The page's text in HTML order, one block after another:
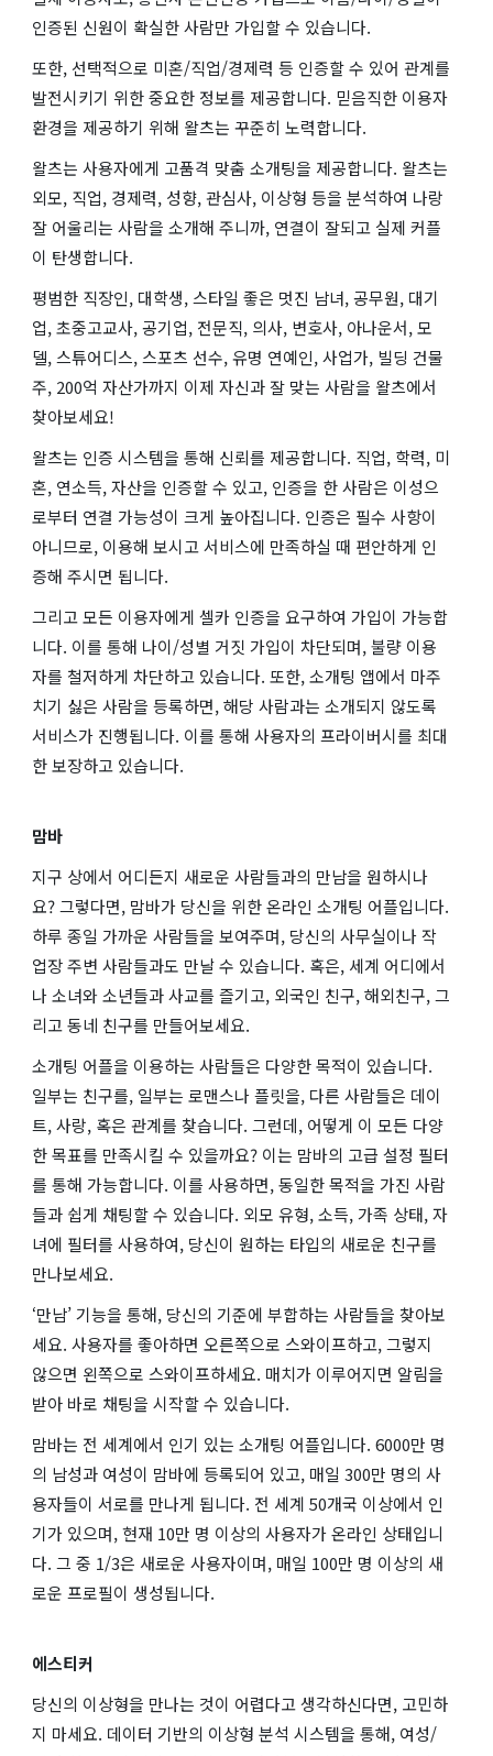
인증된 신원이 확실한 사람만 가입할 수 있습니다.
또한, 선택적으로 미혼/직업/경제력 등 인증할 수 있어 관계를
발전시키기 위한 중요한 정보를 제공합니다. 믿음직한 이용자
환경을 제공하기 위해 왈츠는 꾸준히 노력합니다.
왈츠는 사용자에게 고품격 맞춤 소개팅을 제공합니다. 왈츠는
외모, 직업, 경제력, 성향, 관심사, 이상형 등을 분석하여 나랑
잘 어울리는 사람을 소개해 주니까, 연결이 잘되고 실제 커플
이 탄생합니다.
평범한 직장인, 대학생, 스타일 좋은 멋진 남녀, 공무원, 대기
업, 초중고교사, 공기업, 전문직, 의사, 변호사, 아나운서, 모
델, 스튜어디스, 스포츠 선수, 유명 연예인, 사업가, 빌딩 건물
주, 200억 자산가까지 이제 자신과 잘 맞는 사람을 왈츠에서
찾아보세요!
왈츠는 인증 시스템을 통해 신뢰를 제공합니다. 직업, 학력, 미
혼, 연소득, 자산을 인증할 수 있고, 인증을 한 사람은 이성으
로부터 연결 가능성이 크게 높아집니다. 인증은 필수 사항이
아니므로, 이용해 보시고 서비스에 만족하실 때 편안하게 인
증해 주시면 됩니다.
그리고 모든 이용자에게 셀카 인증을 요구하여 가입이 가능합
니다. 이를 통해 나이/성별 거짓 가입이 차단되며, 불량 이용
자를 철저하게 차단하고 있습니다. 또한, 소개팅 앱에서 마주
치기 싫은 사람을 등록하면, 해당 사람과는 소개되지 않도록
서비스가 진행됩니다. 이를 통해 사용자의 프라이버시를 최대
한 보장하고 있습니다.
맘바
지구 상에서 어디든지 새로운 사람들과의 만남을 원하시나
요? 그렇다면, 맘바가 당신을 위한 온라인 소개팅 어플입니다.
하루 종일 가까운 사람들을 보여주며, 당신의 사무실이나 작
업장 주변 사람들과도 만날 수 있습니다. 혹은, 세계 어디에서
나 소녀와 소년들과 사교를 즐기고, 외국인 친구, 해외친구, 그
리고 동네 친구를 만들어보세요.
소개팅 어플을 이용하는 사람들은 다양한 목적이 있습니다.
일부는 친구를, 일부는 로맨스나 플릿을, 다른 사람들은 데이
트, 사랑, 혹은 관계를 찾습니다. 그런데, 어떻게 이 모든 다양
한 목표를 만족시킬 수 있을까요? 이는 맘바의 고급 설정 필터
를 통해 가능합니다. 이를 사용하면, 동일한 목적을 가진 사람
들과 쉽게 채팅할 수 있습니다. 외모 유형, 소득, 가족 상태, 자
녀에 필터를 사용하여, 당신이 원하는 타입의 새로운 친구를
만나보세요.
‘만남’ 기능을 통해, 당신의 기준에 부합하는 사람들을 찾아보
세요. 사용자를 좋아하면 오른쪽으로 스와이프하고, 그렇지
않으면 왼쪽으로 스와이프하세요. 매치가 이루어지면 알림을
받아 바로 채팅을 시작할 수 있습니다.
맘바는 전 세계에서 인기 있는 소개팅 어플입니다. 6000만 명
의 남성과 여성이 맘바에 등록되어 있고, 매일 300만 명의 사
용자들이 서로를 만나게 됩니다. 전 세계 50개국 이상에서 인
기가 있으며, 현재 10만 명 이상의 사용자가 온라인 상태입니
다. 그 중 1/3은 새로운 사용자이며, 매일 100만 명 이상의 새
로운 프로필이 생성됩니다.
에스티커
당신의 이상형을 만나는 것이 어렵다고 생각하신다면, 고민하
지 마세요. 데이터 기반의 이상형 분석 시스템을 통해, 여성/